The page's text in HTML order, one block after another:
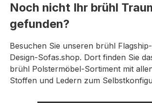
Noch nicht Ihr brühl
gefunden?
Besuchen Sie unseren brühl
Design-Sofas.shop. Dort finden Sie
brühl Polstermöbel-Sortiment mit
Stoffen und Ledern zum